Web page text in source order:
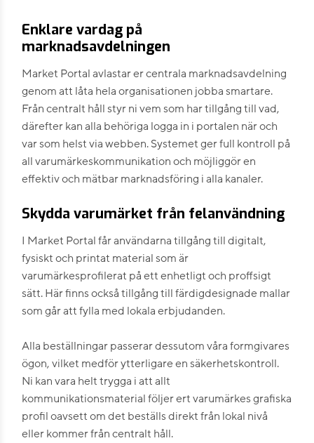
Enklare vardag på
marknadsavdelningen
Market Portal avlastar er centrala marknadsavdelning
genom att låta hela organisationen jobba smartare.
Från centralt håll styr ni vem som har tillgång till vad,
därefter kan alla behöriga logga in i portalen när och
var som helst via webben. Systemet ger full kontroll på
all varumärkeskommunikation och möjliggör en
effektiv och mätbar marknadsföring i alla kanaler.
Skydda varumärket från felanvändning
I Market Portal får användarna tillgång till digitalt,
fysiskt och printat material som är
varumärkesprofilerat på ett enhetligt och proffsigt
sätt. Här finns också tillgång till färdigdesignade mallar
som går att fylla med lokala erbjudanden.
Alla beställningar passerar dessutom våra formgivares
ögon, vilket medför ytterligare en säkerhetskontroll.
Ni kan vara helt trygga i att allt
kommunikationsmaterial följer ert varumärkes grafiska
profil oavsett om det beställs direkt från lokal nivå
eller kommer från centralt håll.